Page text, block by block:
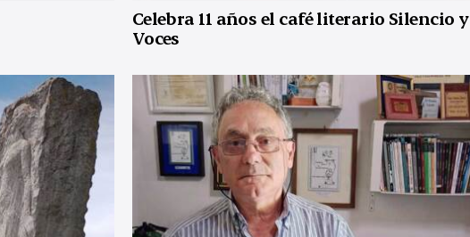
Celebra 11 años el café literario Silencio y
Voces